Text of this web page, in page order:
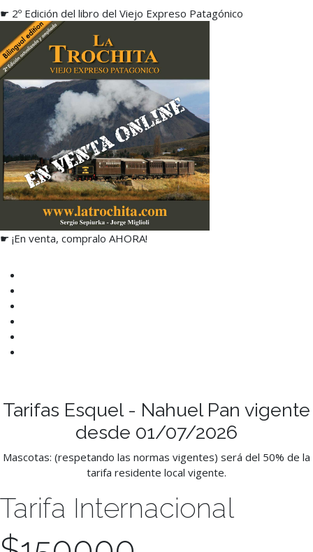
☛ 2º Edición del libro del Viejo Expreso Patagónico
☛ ¡En venta, compralo AHORA!
Tarifas Esquel - Nahuel Pan vigente
desde 01/07/2026
Mascotas: (respetando las normas vigentes) será del 50% de la
tarifa residente local vigente.
Tarifa Internacional